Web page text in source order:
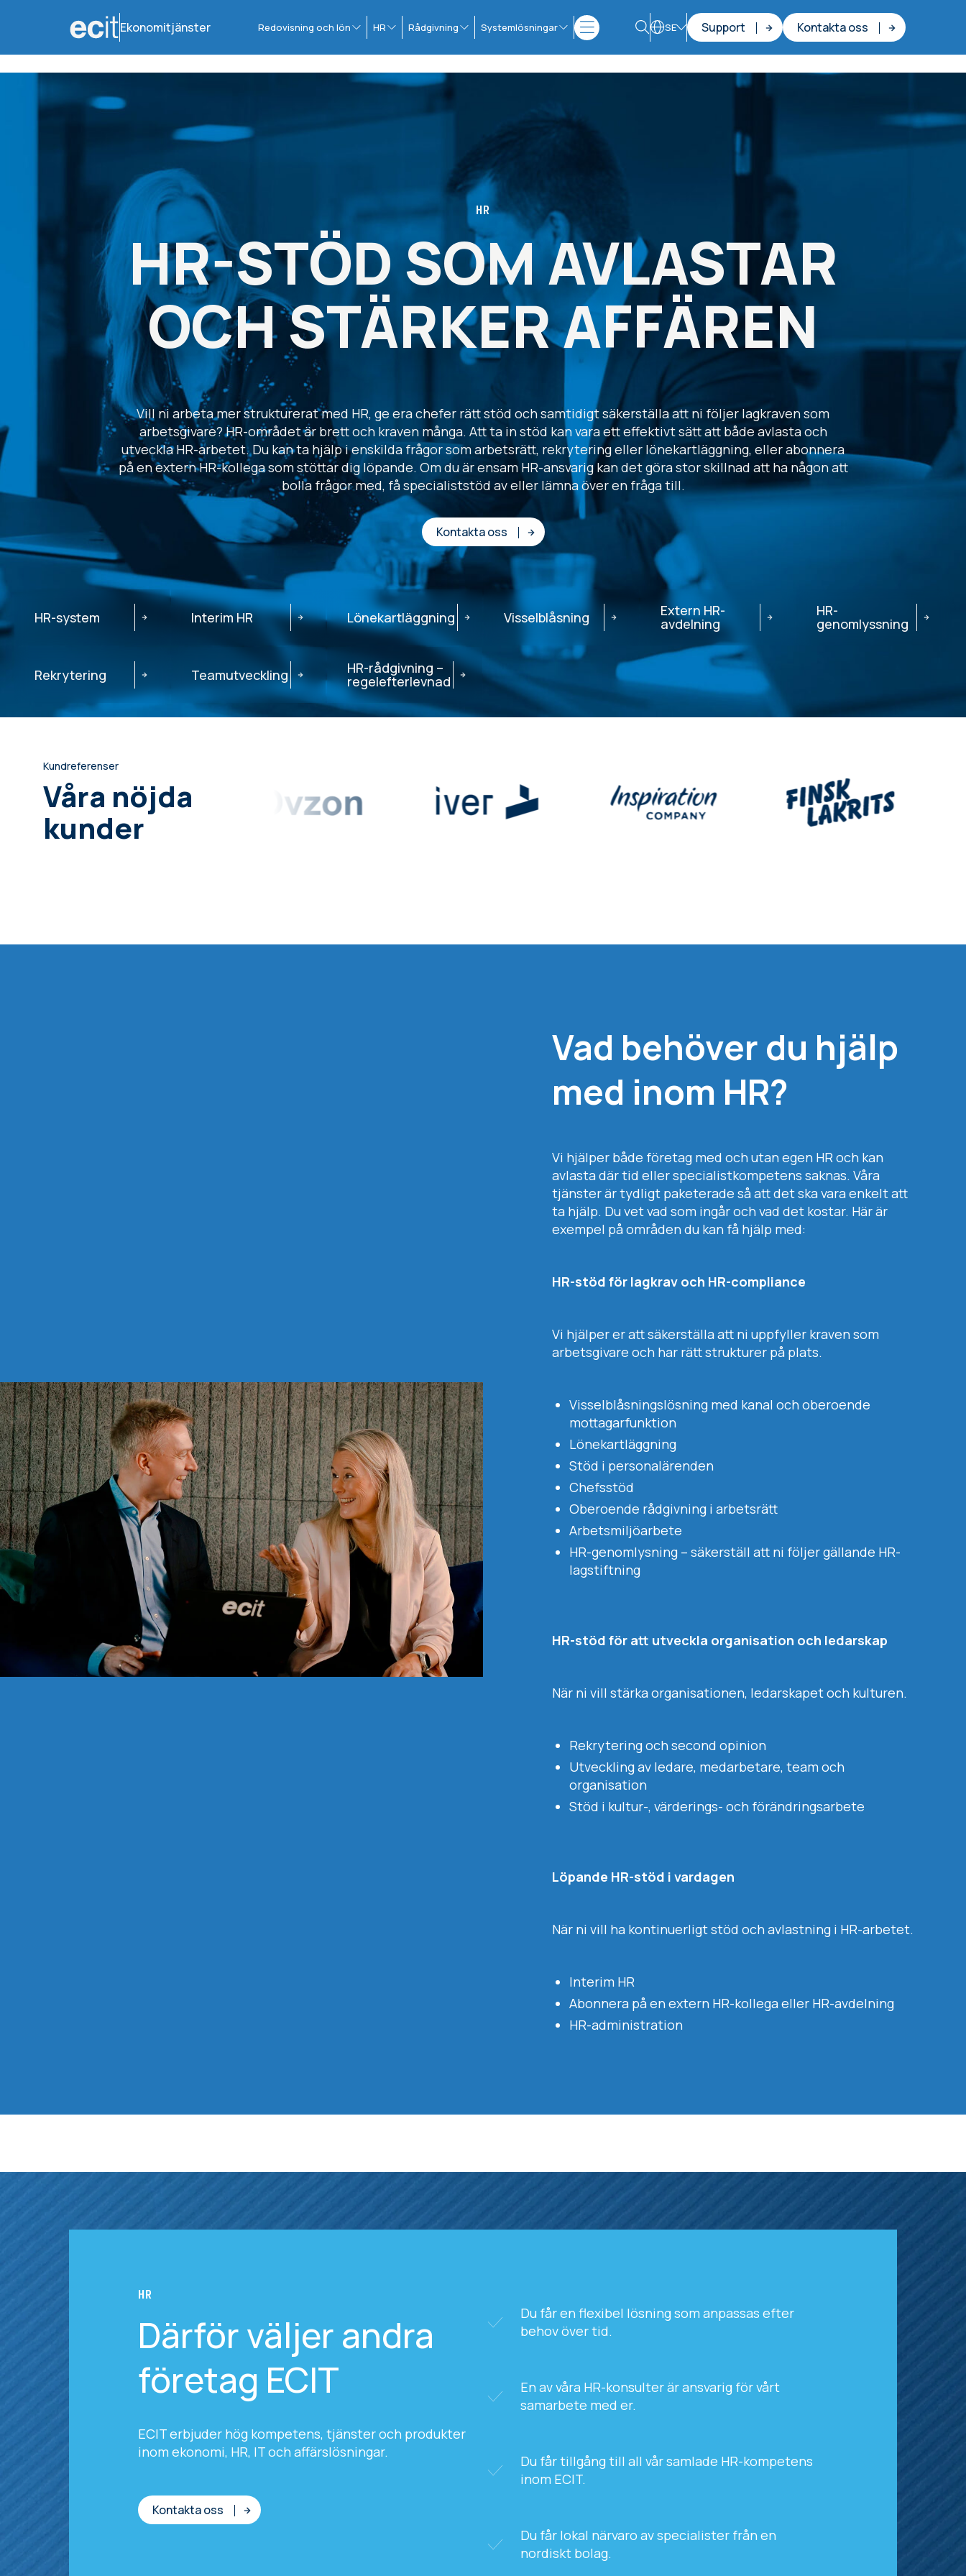
Ekonomitjänster Redovisning och lön HR Rådgivning Systemlösningar SE Support Kontakta oss
HR
HR-STÖD SOM AVLASTAR
OCH STÄRKER AFFÄREN
Vill ni arbeta mer strukturerat med HR, ge era chefer rätt stöd och samtidigt säkerställa att ni följer lagkraven som
arbetsgivare? HR-området är brett och kraven många. Att ta in stöd kan vara ett effektivt sätt att både avlasta och
utveckla HR-arbetet. Du kan ta hjälp i enskilda frågor som arbetsrätt, rekrytering eller lönekartläggning, eller abonnera
på en extern HR-kollega som stöttar dig löpande. Om du är ensam HR-ansvarig kan det göra stor skillnad att ha någon att
bolla frågor med, få specialiststöd av eller lämna över en fråga till.
Kontakta oss
HR-system Interim HR Lönekartläggning Visselblåsning Extern HR-
avdelning
HR-
genomlyssning
Rekrytering Teamutveckling HR-rådgivning –
regelefterlevnad
Kundreferenser
Våra nöjda
kunder
Vad behöver du hjälp
med inom HR?
Vi hjälper både företag med och utan egen HR och kan
avlasta där tid eller specialistkompetens saknas. Våra
tjänster är tydligt paketerade så att det ska vara enkelt att
ta hjälp. Du vet vad som ingår och vad det kostar. Här är
exempel på områden du kan få hjälp med:
HR-stöd för lagkrav och HR-compliance
Vi hjälper er att säkerställa att ni uppfyller kraven som
arbetsgivare och har rätt strukturer på plats.
Visselblåsningslösning med kanal och oberoende
mottagarfunktion
Lönekartläggning
Stöd i personalärenden
Chefsstöd
Oberoende rådgivning i arbetsrätt
Arbetsmiljöarbete
HR-genomlysning – säkerställ att ni följer gällande HR-
lagstiftning
HR-stöd för att utveckla organisation och ledarskap
När ni vill stärka organisationen, ledarskapet och kulturen.
Rekrytering och second opinion
Utveckling av ledare, medarbetare, team och
organisation
Stöd i kultur-, värderings- och förändringsarbete
Löpande HR-stöd i vardagen
När ni vill ha kontinuerligt stöd och avlastning i HR-arbetet.
Interim HR
Abonnera på en extern HR-kollega eller HR-avdelning
HR-administration
HR
Därför väljer andra
företag ECIT
ECIT erbjuder hög kompetens, tjänster och produkter
inom ekonomi, HR, IT och affärslösningar.
Kontakta oss
Du får en flexibel lösning som anpassas efter
behov över tid.
En av våra HR-konsulter är ansvarig för vårt
samarbete med er.
Du får tillgång till all vår samlade HR-kompetens
inom ECIT.
Du får lokal närvaro av specialister från en
nordiskt bolag.